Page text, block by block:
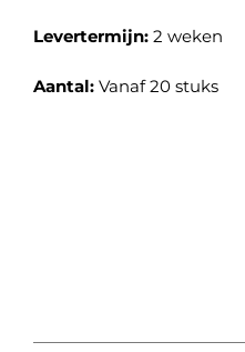
Levertermijn: 2 weken
Aantal: Vanaf 20 stuks